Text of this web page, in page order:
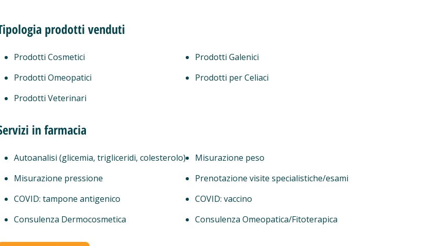
prodotti venduti
Prodotti Cosmetici
Prodotti Galenici
Prodotti Omeopatici
Prodotti per Celiaci
Prodotti Veterinari
in farmacia
Autoanalisi (glicemia, trigliceridi, colesterolo)
Misurazione peso
Misurazione pressione
Prenotazione visite specialistiche/esami
COVID: tampone antigenico
COVID: vaccino
Consulenza Dermocosmetica
Consulenza Omeopatica/Fitoterapica